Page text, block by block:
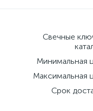
Свечные
Минимальная
Максимальная
Срок